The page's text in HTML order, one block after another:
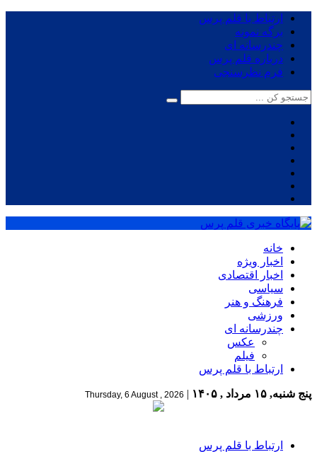
ارتباط با قلم پرس
برگه نمونه
چندرسانه ای
درباره قلم پرس
فرم نظرسنجی
خانه
اخبار ویژه
اخبار اقتصادی
سیاسی
فرهنگ و هنر
ورزشی
چندرسانه ای
عکس
فیلم
ارتباط با قلم پرس
پنج شنبه, ۱۵ مرداد , ۱۴۰۵ |
Thursday, 6 August , 2026
ارتباط با قلم پرس